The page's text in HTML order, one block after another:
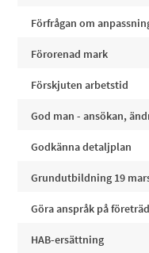
Förfrågan om
Förorenad mark
Förskjuten arbetstid
God man - ansökan,
Godkänna detaljplan
Grundutbildning 19
Göra anspråk på
HAB-ersättning